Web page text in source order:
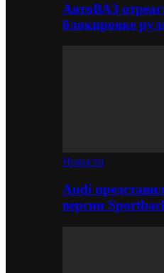
АвтоВАЗ
блокировке
Новости
Audi
версии